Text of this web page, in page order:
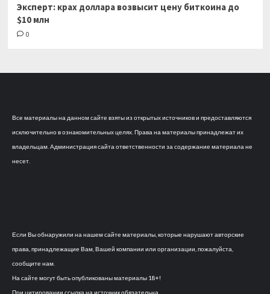
Эксперт: крах доллара возвысит цену биткоина до
$10 млн
0
Все материалы на данном сайте взяты из открытых источников и предоставляются
исключительно в ознакомительных целях. Права на материалы принадлежат их
владельцам. Администрация сайта ответственности за содержание материала не
несет.
Если Вы обнаружили на нашем сайте материалы, которые нарушают авторские
права, принадлежащие Вам, Вашей компании или организации, пожалуйста,
сообщите нам.
На сайте могут быть опубликованы материалы 18+!
При цитировании ссылка на источник обязательна.